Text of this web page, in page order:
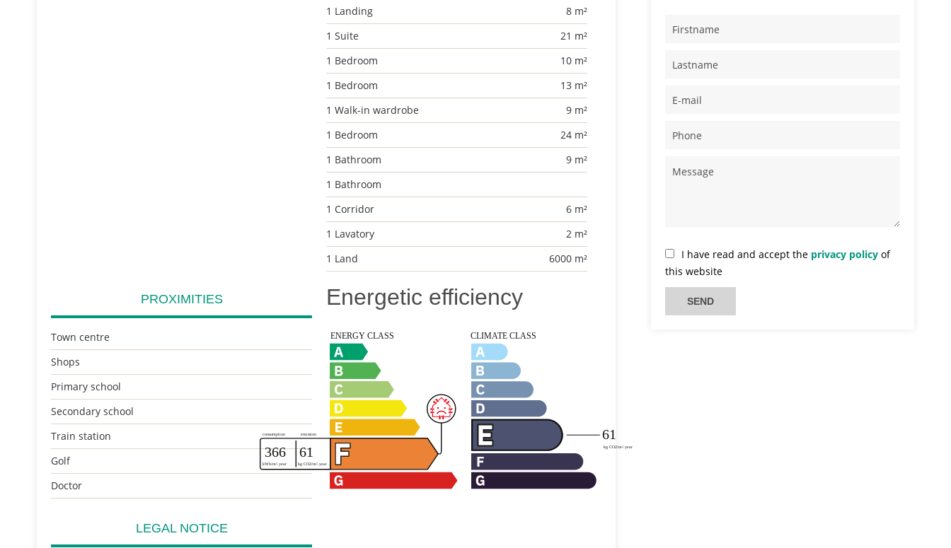
1 Landing
8 m²
1 Suite
21 m²
1 Bedroom
10 m²
1 Bedroom
13 m²
1 Walk-in wardrobe
9 m²
1 Bedroom
24 m²
1 Bathroom
9 m²
1 Bathroom
1 Corridor
6 m²
1 Lavatory
2 m²
1 Land
6000 m²
PROXIMITIES
Town centre
Shops
Primary school
Secondary school
Train station
Golf
Doctor
Energetic efficiency
LEGAL NOTICE
I have read and accept the privacy policy of
this website
SEND